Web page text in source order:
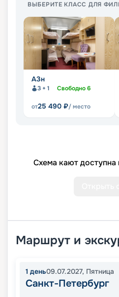
ВЫБЕРИТЕ КЛАСС ДЛЯ
А3н
3 + 1 Свободно6
от25 490 ₽/ место
Схема кают
Маршрут и
1 день09.07.2027, Пятница
Санкт-Петербург